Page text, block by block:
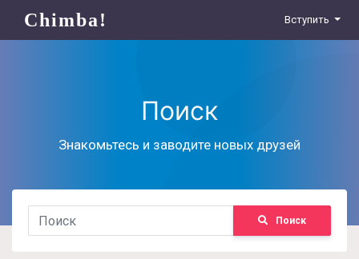
Chimba! Вступить
Поиск
Знакомьтесь и заводите новых друзей
Поиск